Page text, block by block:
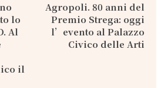
lo
Al
il
Agropoli. 80 anni del
Premio Strega: oggi
l’evento al Palazzo
Civico delle Arti